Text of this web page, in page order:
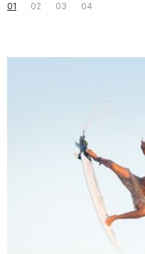
01
02 03 04